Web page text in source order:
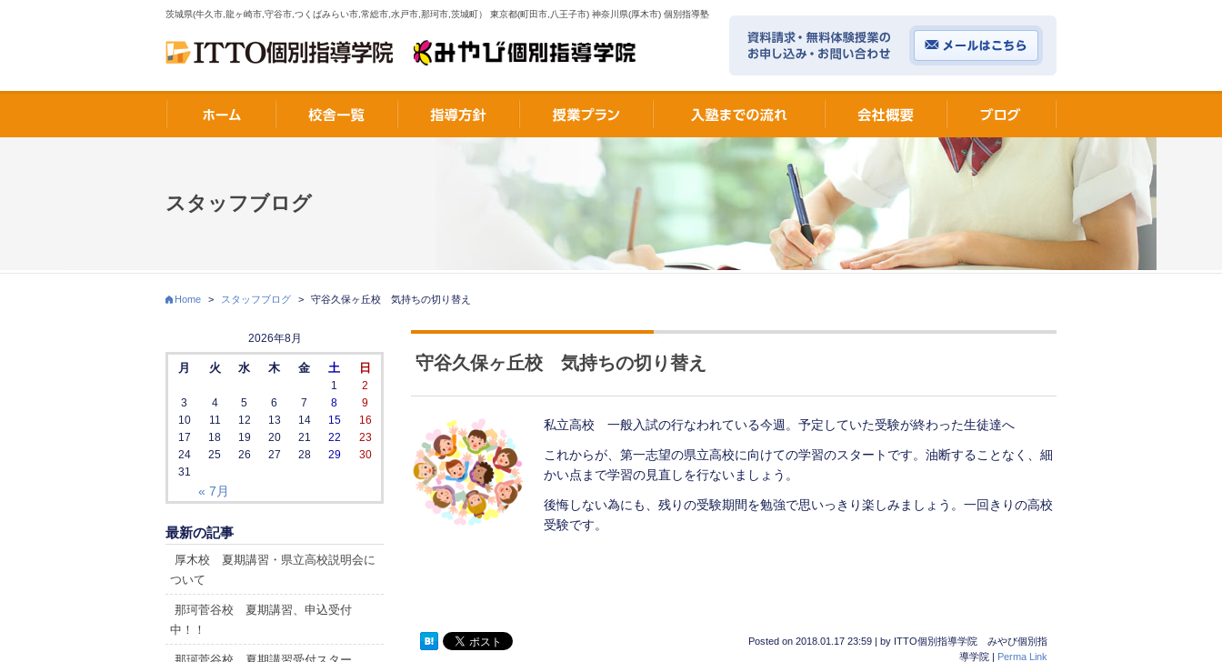
茨城県(牛久市,龍ヶ崎市,守谷市,つくばみらい市,常総市,水戸市,那珂市,茨城町） 東京都(町田市,八王子市) 神奈川県(厚木市) 個別指導塾
スタッフブログ
Home > スタッフブログ > 守谷久保ヶ丘校 気持ちの切り替え
守谷久保ヶ丘校 気持ちの切り替え
私立高校 一般入試の行なわれている今週。予定していた受験が終わった生徒達へ
これからが、第一志望の県立高校に向けての学習のスタートです。油断することなく、細
かい点まで学習の見直しを行ないましょう。
後悔しない為にも、残りの受験期間を勉強で思いっきり楽しみましょう。一回きりの高校
受験です。
Posted on 2018.01.17 23:59 | by ITTO個別指導学院 みやび個別指
導学院 | Perma Link
2026年8月
月 火 水 木 金 土 日
« 7月
1
2
3
4 5 6 7 8
9
10
11 12 13 14 15
16
17
18 19 20 21 22
23
24
25 26 27 28 29
30
31
最新の記事
厚木校 夏期講習・県立高校説明会に
ついて
那珂菅谷校 夏期講習、申込受付
中！！